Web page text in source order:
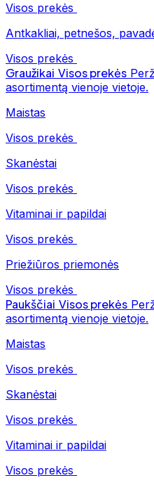
Visos prekės
Antkakliai, petnešos,
Visos prekės
Graužikai Visos prekės
asortimentą vienoje vietoje.
Maistas
Visos prekės
Skanėstai
Visos prekės
Vitaminai ir papildai
Visos prekės
Priežiūros priemonės
Visos prekės
Paukščiai Visos prekės
asortimentą vienoje vietoje.
Maistas
Visos prekės
Skanėstai
Visos prekės
Vitaminai ir papildai
Visos prekės